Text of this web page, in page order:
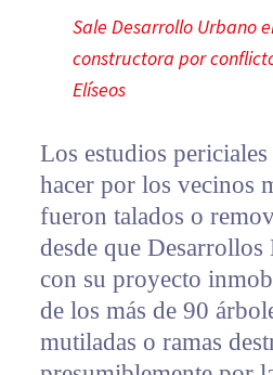
Sale Desarrollo Urbano
constructora por
Elíseos
Los estudios periciales
hacer por los vecinos
fueron talados o
desde que Desarrollos
con su proyecto
de los más de 90
mutiladas o ramas